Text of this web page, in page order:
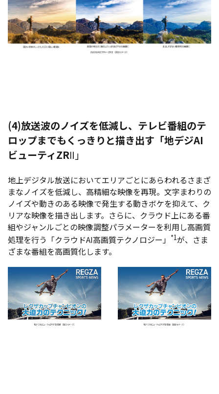
(4)放送波のノイズを低減し、テレビ番組のテ
ロップまでもくっきりと描き出す「地デジAI
ビューティZRⅡ」
地上デジタル放送においてエリアごとにあらわれるさまざ
まなノイズを低減し、高精細な映像を再現。文字まわりの
ノイズや動きのある映像で発生する動きボケを抑えて、ク
リアな映像を描き出します。さらに、クラウド上にある番
組やジャンルごとの映像調整パラメーターを利用し高画質
処理を行う「クラウドAI高画質テクノロジー」 *1が、さま
ざまな番組を高画質化します。